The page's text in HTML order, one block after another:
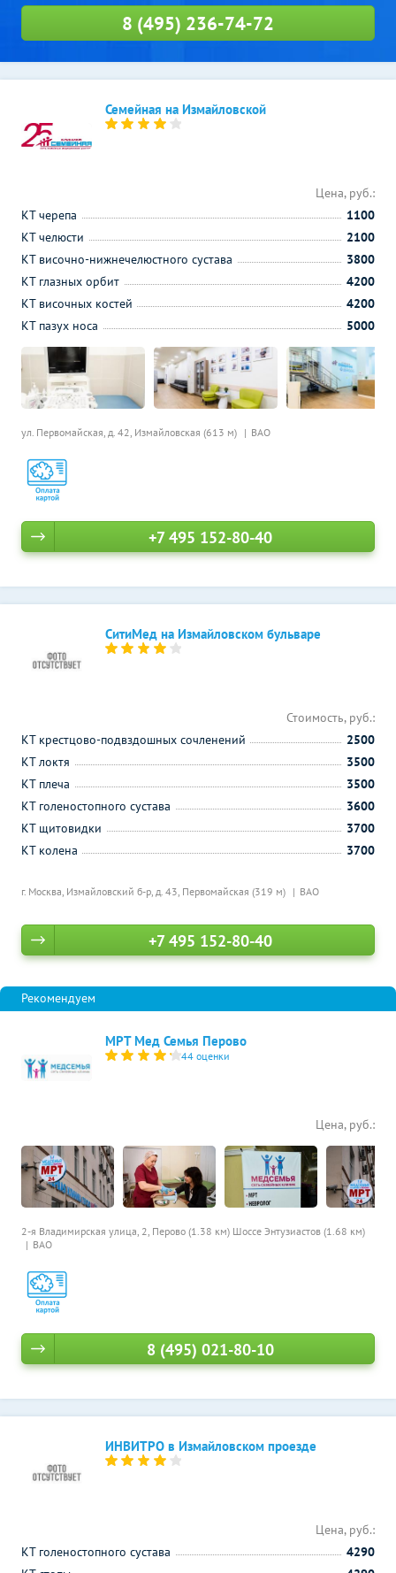
8 (495) 236-74-72
Семейная на Измайловской
ул. Первомайская, д. 42, Измайловская (613 м) ВАО
Цена, руб.:
КТ черепа
1100
КТ челюсти
2100
КТ височно-нижнечелюстного сустава
3800
КТ глазных орбит
4200
КТ височных костей
4200
КТ пазух носа
5000
+7 495 152-80-40
СитиМед на Измайловском бульваре
г. Москва, Измайловский б-р, д. 43, Первомайская (319 м) ВАО
Стоимость, руб.:
КТ крестцово-подвздошных сочленений
2500
КТ локтя
3500
КТ плеча
3500
КТ голеностопного сустава
3600
КТ щитовидки
3700
КТ колена
3700
+7 495 152-80-40
МРТ Мед Семья Перово
44 оценки
2-я Владимирская улица, 2, Перово (1.38 км) Шоссе Энтузиастов (1.68 км)
ВАО
Цена, руб.:
8 (495) 021-80-10
ИНВИТРО в Измайловском проезде
Цена, руб.:
КТ голеностопного сустава
4290